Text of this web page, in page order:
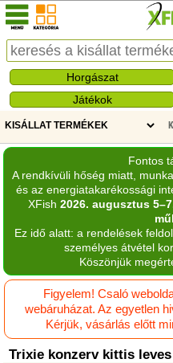
Horgászat
Játékok
Fontos
A rendkívüli hőség miatt,
és az energiatakarékossági
XFish 2026. augusztus
Ez idő alatt: a rendelések
személyes átvétel
Köszönjük
Figyelem! Csaló
webáruházat. Az egyetlen
Kérjük, vásárlás előtt
Trixie konzerv kittis